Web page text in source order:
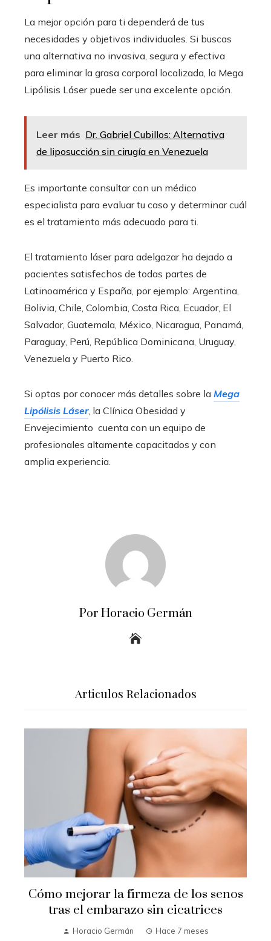
La mejor opción para ti dependerá de tus
necesidades y objetivos individuales. Si buscas
una alternativa no invasiva, segura y efectiva
para eliminar la grasa corporal localizada, la Mega
Lipólisis Láser puede ser una excelente opción.
Leer más Dr. Gabriel Cubillos: Alternativa
de liposucción sin cirugía en Venezuela
Es importante consultar con un médico
especialista para evaluar tu caso y determinar cuál
es el tratamiento más adecuado para ti.
El tratamiento láser para adelgazar ha dejado a
pacientes satisfechos de todas partes de
Latinoamérica y España, por ejemplo: Argentina,
Bolivia, Chile, Colombia, Costa Rica, Ecuador, El
Salvador, Guatemala, México, Nicaragua, Panamá,
Paraguay, Perú, República Dominicana, Uruguay,
Venezuela y Puerto Rico.
Si optas por conocer más detalles sobre la Mega
Lipólisis Láser, la Clínica Obesidad y
Envejecimiento cuenta con un equipo de
profesionales altamente capacitados y con
amplia experiencia.
Por Horacio Germán
Articulos Relacionados
Cómo mejorar la firmeza de los senos
tras el embarazo sin cicatrices
Horacio Germán Hace 7 meses